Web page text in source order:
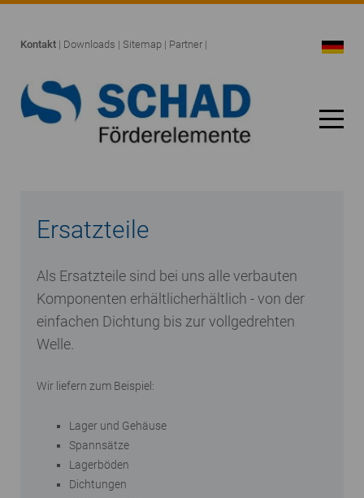
Kontakt | Downloads | Sitemap | Partner |
Ersatzteile
Als Ersatzteile sind bei uns alle verbauten
Komponenten erhältlicherhältlich - von der
einfachen Dichtung bis zur vollgedrehten
Welle.
Wir liefern zum Beispiel:
Lager und Gehäuse
Spannsätze
Lagerböden
Dichtungen